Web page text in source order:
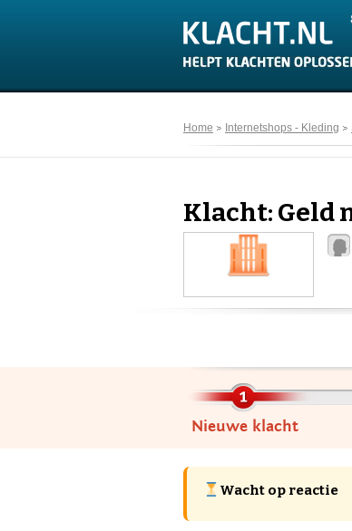
Home Internetshops - Kleding
Klacht: Geld
Nieuwe klacht
Wacht op reactie